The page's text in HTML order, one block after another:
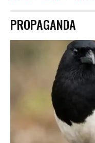
PROPAGANDA